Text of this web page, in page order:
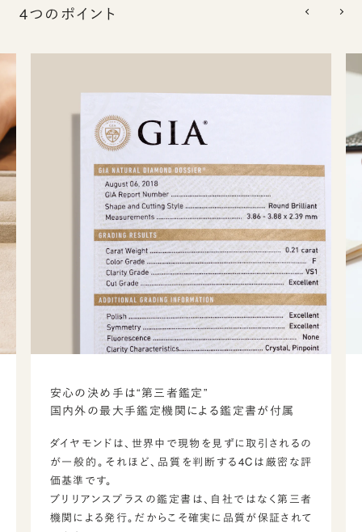
4つのポイント
安心の決め手は“第三者鑑定”
国内外の最大手鑑定機関による鑑定書が付属
ダイヤモンドは、世界中で現物を見ずに取引されるの
が一般的。それほど、品質を判断する4Cは厳密な評
価基準です。
ブリリアンスプラスの鑑定書は、自社ではなく第三者
機関による発行。だからこそ確実に品質が保証されて